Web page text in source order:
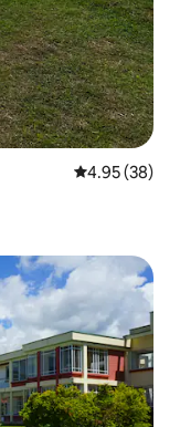
レビュー38
4.95 (38)